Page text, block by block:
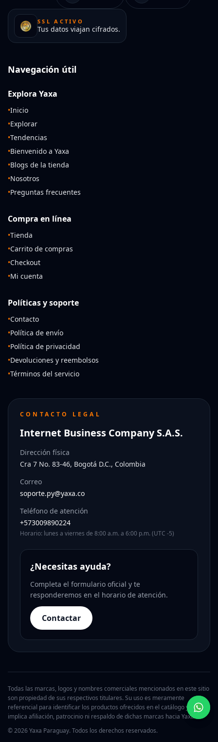
SSL ACTIVO
Tus datos viajan cifrados.
Navegación útil
Explora Yaxa
•Inicio
•Explorar
•Tendencias
•Bienvenido a Yaxa
•Blogs de la tienda
•Nosotros
•Preguntas frecuentes
Compra en línea
•Tienda
•Carrito de compras
•Checkout
•Mi cuenta
Políticas y soporte
•Contacto
•Política de envío
•Política de privacidad
•Devoluciones y reembolsos
•Términos del servicio
CONTACTO LEGAL
Internet Business Company S.A.S.
Dirección física
Cra 7 No. 83-46, Bogotá D.C., Colombia
Correo
soporte.py@yaxa.co
Teléfono de atención
+573009890224
Horario: lunes a viernes de 8:00 a.m. a 6:00 p.m. (UTC -5)
¿Necesitas ayuda?
Completa el formulario oficial y te
responderemos en el horario de atención.
Contactar
Todas las marcas, logos y nombres comerciales mencionados en este sitio
son propiedad de sus respectivos titulares. Su uso es meramente
referencial para identificar los productos ofrecidos en el catálogo y no
implica afiliación, patrocinio ni respaldo de dichas marcas hacia Yaxa.
© 2026 Yaxa Paraguay. Todos los derechos reservados.